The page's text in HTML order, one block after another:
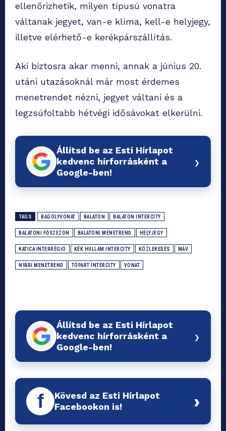
ellenőrizhetik, milyen típusú vonatra
váltanak jegyet, van-e klíma, kell-e helyjegy,
illetve elérhető-e kerékpárszállítás.
Aki biztosra akar menni, annak a június 20.
utáni utazásoknál már most érdemes
menetrendet nézni, jegyet váltani és a
legzsúfoltabb hétvégi idősávokat elkerülni.
Állítsd be az Esti Hírlapot
kedvenc hírforrásként a
Google-ben!
›
TAGS BAGOLYVONAT BALATON BALATON INTERCITY
BALATONI FŐSZEZON BALATONI MENETREND HELYJEGY
KATICA INTERRÉGIÓ KÉK HULLÁM INTERCITY KÖZLEKEDÉS MÁV
NYÁRI MENETREND TÓPART INTERCITY VONAT
Állítsd be az Esti Hírlapot
kedvenc hírforrásként a
Google-ben!
›
f
Kövesd az Esti Hírlapot
Facebookon is!
›